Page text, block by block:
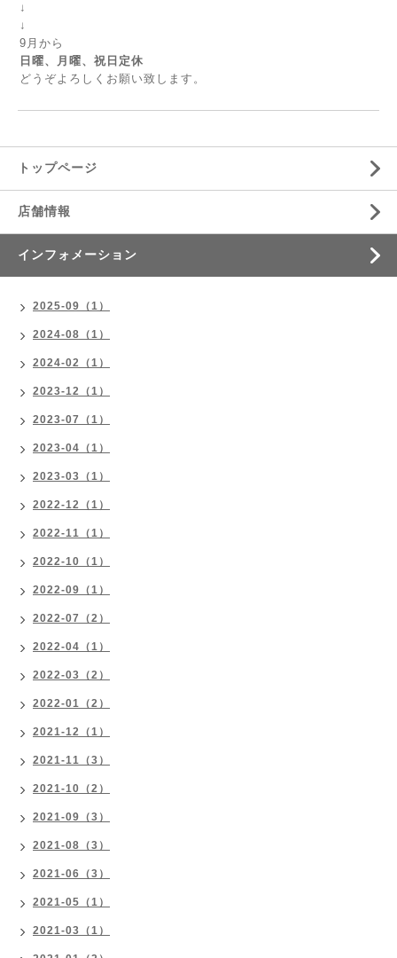
↓
↓
9月から
日曜、月曜、祝日定休
どうぞよろしくお願い致します。
トップページ
店舗情報
インフォメーション
2025-09（1）
2024-08（1）
2024-02（1）
2023-12（1）
2023-07（1）
2023-04（1）
2023-03（1）
2022-12（1）
2022-11（1）
2022-10（1）
2022-09（1）
2022-07（2）
2022-04（1）
2022-03（2）
2022-01（2）
2021-12（1）
2021-11（3）
2021-10（2）
2021-09（3）
2021-08（3）
2021-06（3）
2021-05（1）
2021-03（1）